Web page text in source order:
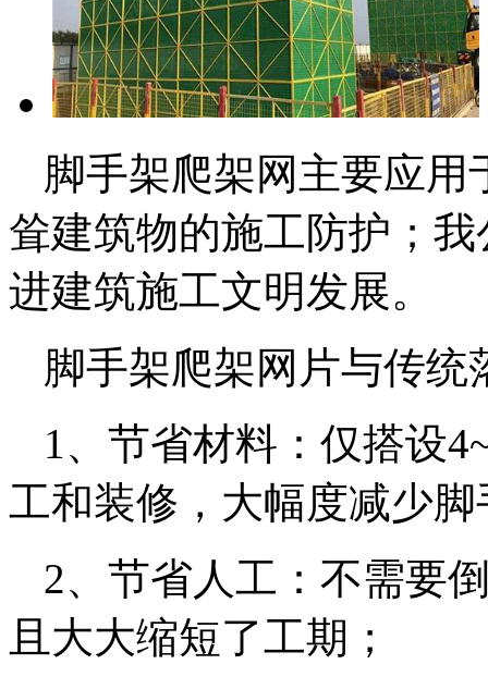
脚手架爬架网主要应
耸建筑物的施工防护；
进建筑施工文明发展。
脚手架爬架网片与传
1、节省材料：仅搭设
工和装修，大幅度减少
2、节省人工：不需要
且大大缩短了工期；